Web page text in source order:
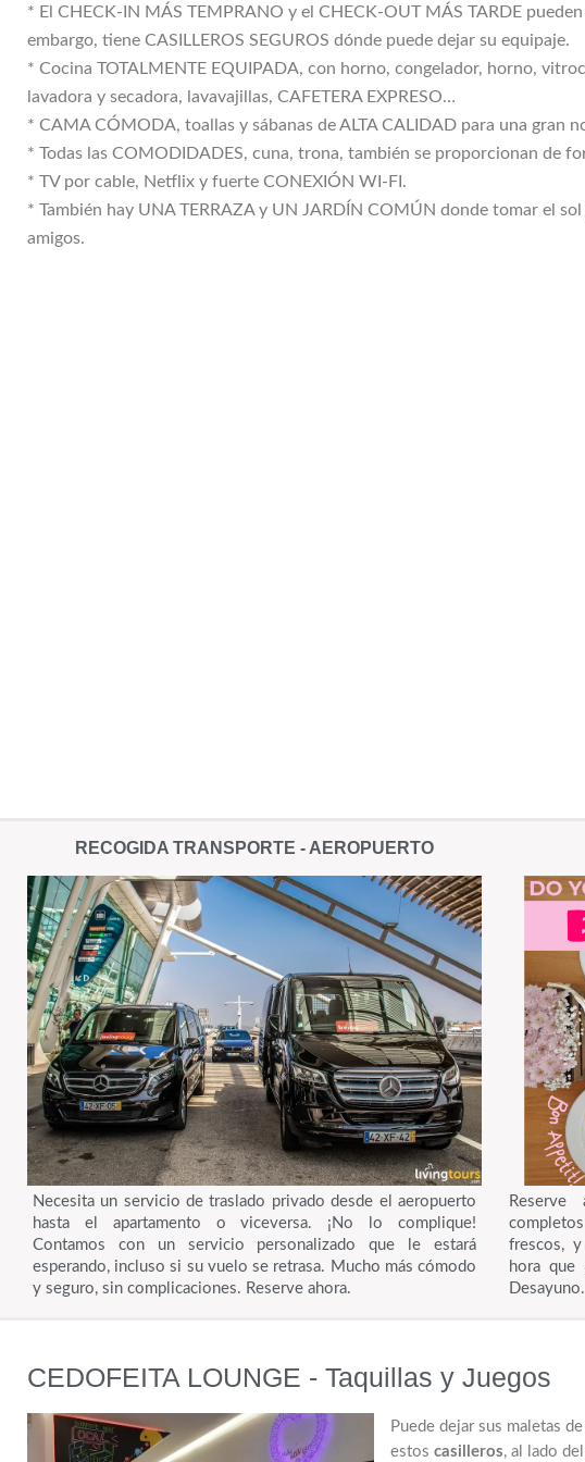
* El CHECK-IN MÁS TEMPRANO y el CHECK-OUT MÁS TARDE
embargo, tiene CASILLEROS SEGUROS dónde puede dejar su equipaje.
* Cocina TOTALMENTE EQUIPADA, con horno, congelador, horno,
lavadora y secadora, lavavajillas, CAFETERA EXPRESO…
* CAMA CÓMODA, toallas y sábanas de ALTA CALIDAD para una gran
* Todas las COMODIDADES, cuna, trona, también se proporcionan de
* TV por cable, Netflix y fuerte CONEXIÓN WI-FI.
* También hay UNA TERRAZA y UN JARDÍN COMÚN donde tomar el
amigos.
RECOGIDA TRANSPORTE - AEROPUERTO
Necesita un servicio de traslado privado desde el aeropuerto
hasta el apartamento o viceversa. ¡No lo complique!
Contamos con un servicio personalizado que le estará
esperando, incluso si su vuelo se retrasa. Mucho más cómodo
y seguro, sin complicaciones. Reserve ahora.
frescos,
hora que
Desayuno.
CEDOFEITA LOUNGE - Taquillas y Juegos
Puede dejar sus maletas
estos casilleros, al lado